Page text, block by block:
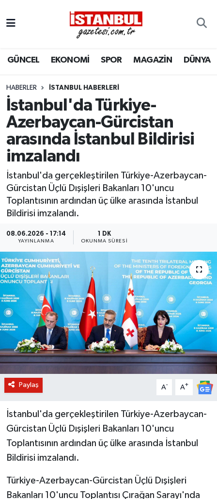
GÜNCEL EKONOMİ SPOR MAGAZİN DÜNYA
HABERLER İSTANBUL HABERLERI
İstanbul'da Türkiye-
Azerbaycan-Gürcistan
arasında İstanbul Bildirisi
imzalandı
İstanbul'da gerçekleştirilen Türkiye-Azerbaycan-
Gürcistan Üçlü Dışişleri Bakanları 10'uncu
Toplantısının ardından üç ülke arasında İstanbul
Bildirisi imzalandı.
08.06.2026 - 17:14
YAYINLANMA
1 DK
OKUNMA SÜRESI
Paylaş A- A+
İstanbul'da gerçekleştirilen Türkiye-Azerbaycan-
Gürcistan Üçlü Dışişleri Bakanları 10'uncu
Toplantısının ardından üç ülke arasında İstanbul
Bildirisi imzalandı.
Türkiye-Azerbaycan-Gürcistan Üçlü Dışişleri
Bakanları 10'uncu Toplantısı Çırağan Sarayı'nda
EKONOMİ
İSTANBUL
DÜNYA
SPOR
MAGAZİN
KÜLTÜR SANAT
SAĞLIK
BİLİM VE TEKNOLOJİ
OTOMOBİL
KURUMSAL
Nöbetçi Eczaneler
Hava Durumu
Trafik Durumu
Süper Lig Puan Durumu ve Fikstür
Tüm Manşetler
Son Dakika Haberleri
Haber Arşivi